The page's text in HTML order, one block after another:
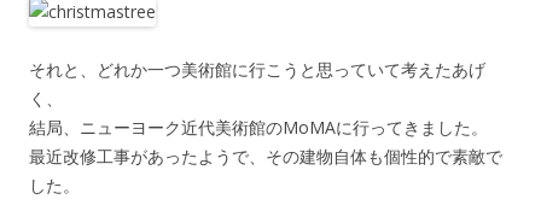
それと、どれか一つ美術館に行こうと思っていて考えたあげ
く、
結局、ニューヨーク近代美術館のMoMAに行ってきました。
最近改修工事があったようで、その建物自体も個性的で素敵で
した。